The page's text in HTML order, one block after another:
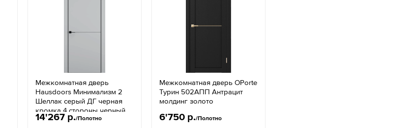
Межкомнатная дверь
Hausdoors Минимализм 2
Шеллак серый ДГ черная
кромка 4 стороны черный
молдинг
14'267 р./Полотно
Межкомнатная дверь OPorte
Турин 502АПП Антрацит
молдинг золото
6'750 р./Полотно